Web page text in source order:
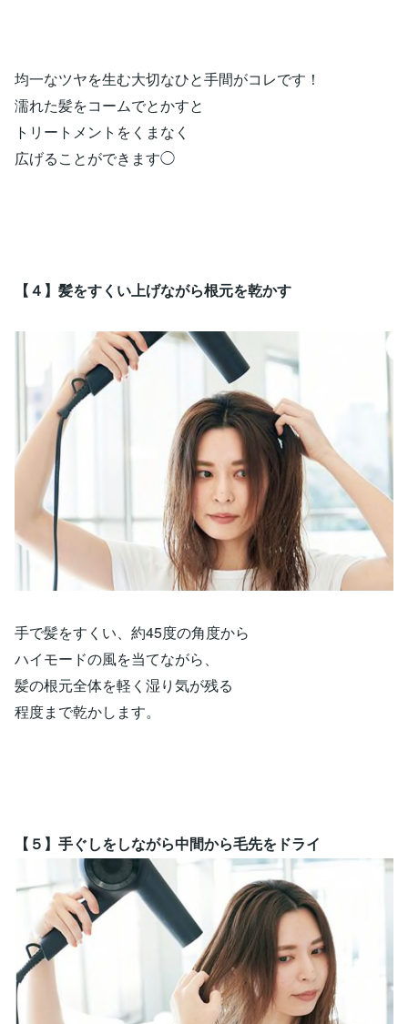
均一なツヤを生む大切なひと手間がコレです！
濡れた髪をコームでとかすと
トリートメントをくまなく
広げることができます◯
【４】髪をすくい上げながら根元を乾かす
手で髪をすくい、約45度の角度から
ハイモードの風を当てながら、
髪の根元全体を軽く湿り気が残る
程度まで乾かします。
【５】手ぐしをしながら中間から毛先をドライ